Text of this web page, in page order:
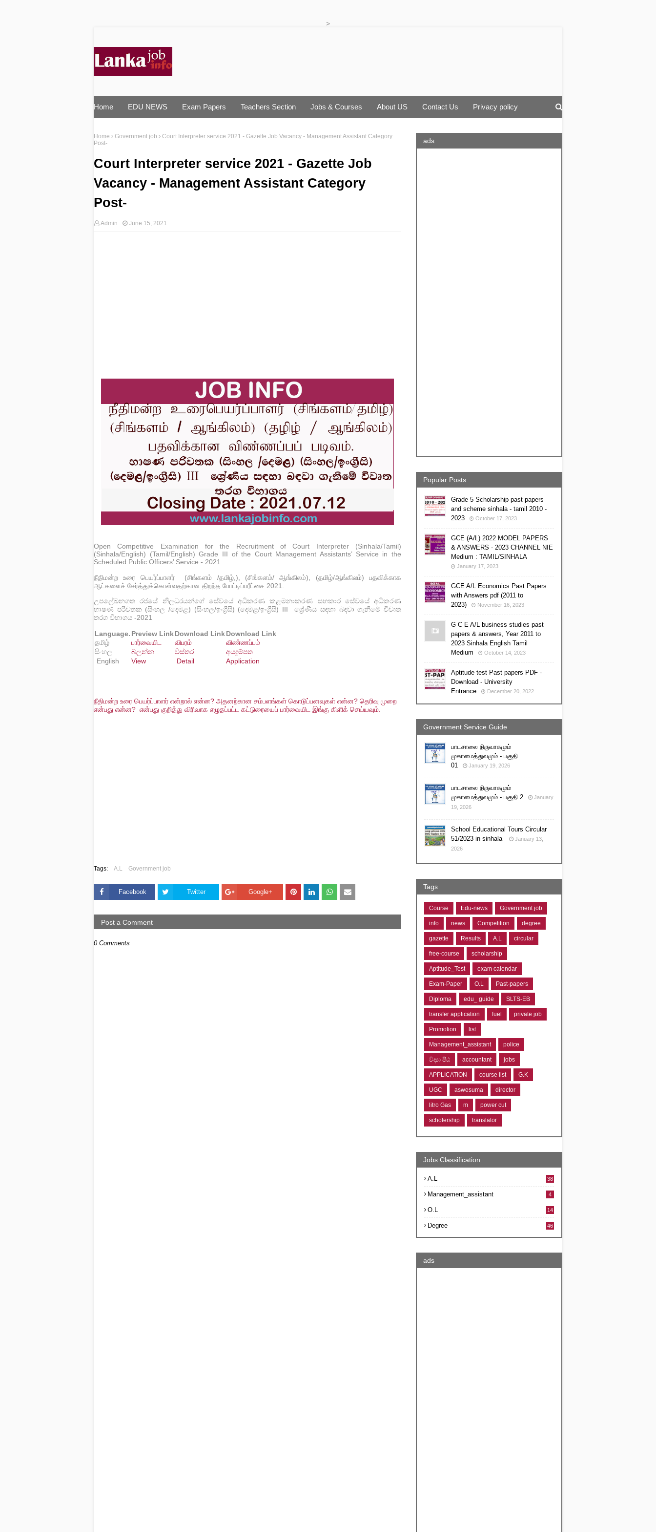
>
Home EDU NEWS Exam Papers Teachers Section Jobs & Courses About US Contact Us Privacy policy
Home Government job
Court Interpreter service 2021 - Gazette Job Vacancy - Management Assistant Category
Post-
Court Interpreter service 2021 - Gazette Job
Vacancy - Management Assistant Category
Post-
Admin June 15, 2021
Open Competitive Examination for the Recruitment of Court Interpreter (Sinhala/Tamil)
(Sinhala/English) (Tamil/English) Grade III of the Court Management Assistants’ Service in the
Scheduled Public Officers’ Service - 2021
நீதிமன்ற உரை பெயர்ப்பாளர் (சிங்களம் /தமிழ்,), (சிங்களம்/ ஆங்கிலம்), (தமிழ்/ஆங்கிலம்) பதவிக்காக
ஆட்களைச் சேர்த்துக்கொள்வதற்கான திறந்த போட்டிப்பரீட்சை 2021.
උපලේඛනගත රජයේ නිලධරයන්ගේ සේවයේ අධිකරණ කළමනාකරණ සහකාර සේවයේ අධිකරණ
භාෂණ පරිවතක (සිංහල /දෙමළ) (සිංහල/ඉංග්‍රීසි) (දෙමළ/ඉංග්‍රීසි) III ශ්‍රේණිය සඳහා බඳවා ගැනීමේ විවෘත
තරග විභාගය -2021
Language. Preview LinkDownload LinkDownload Link
தமிழ்
பார்வையிட விபரம்
விண்ணப்பம்
සිංහල
බලන්න විස්තර
අයදුම්පත
English
View Detail Application
நீதிமன்ற உரை பெயர்ப்பாளர் என்றால் என்ன? அதனற்கான சம்பளங்கள் கொடுப்பனவுகள் என்ன? தெரிவு முறை
என்பது என்ன? என்பது குறித்து விரிவாக எழுதப்பட்ட கட்டுரையைப் பார்வையிட இங்கு கிளிக் செய்யவும்.
Tags: A.L Government job
Facebook Twitter Google+
Post a Comment
0 Comments
ads
Popular Posts
Grade 5 Scholarship past papers
and scheme sinhala - tamil 2010 -
2023
October 17, 2023
GCE (A/L) 2022 MODEL PAPERS
& ANSWERS - 2023 CHANNEL NIE
Medium : TAMIL/SINHALA
January 17, 2023
GCE A/L Economics Past Papers
with Answers pdf (2011 to
2023)
November 16, 2023
G C E A/L business studies past
papers & answers, Year 2011 to
2023 Sinhala English Tamil
Medium
October 14, 2023
Aptitude test Past papers PDF -
Download - University
Entrance
December 20, 2022
Government Service Guide
பாடசாலை நிருவாகமும்
முகாமைத்துவமும் - பகுதி
01
January 19, 2026
பாடசாலை நிருவாகமும்
முகாமைத்துவமும் - பகுதி 2
January
19, 2026
School Educational Tours Circular
51/2023 in sinhala
January 13,
2026
Tags
Course Edu-news Government job
info news Competition degree
gazette Results A.L circular
free-course scholarship
Aptitude_Test exam calendar
Exam-Paper O.L Past-papers
Diploma edu_ guide SLTS-EB
transfer application fuel private job
Promotion list
Management_assistant police
විද්‍යා පීඨ accountant jobs
APPLICATION course list G.K
UGC aswesuma director
litro Gas m power cut
scholership translator
Jobs Classification
A.L 38
Management_assistant 4
O.L 14
Degree 46
ads